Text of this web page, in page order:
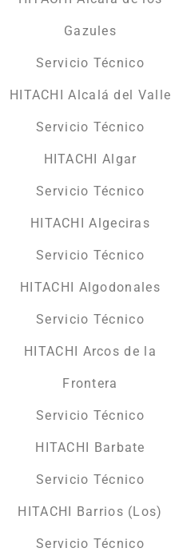
Gazules
Servicio Técnico
HITACHI Alcalá del Valle
Servicio Técnico
HITACHI Algar
Servicio Técnico
HITACHI Algeciras
Servicio Técnico
HITACHI Algodonales
Servicio Técnico
HITACHI Arcos de la
Frontera
Servicio Técnico
HITACHI Barbate
Servicio Técnico
HITACHI Barrios (Los)
Servicio Técnico